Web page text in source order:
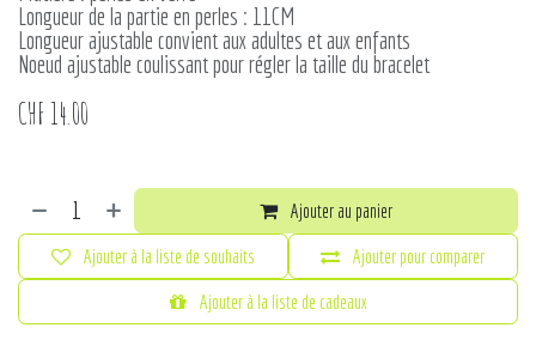
Longueur de la partie en perles : 11CM
Longueur ajustable convient aux adultes et aux enfants
Noeud ajustable coulissant pour régler la taille du bracelet
CHF 14.00
Ajouter au panier
Ajouter pour comparer
Ajouter à la liste de cadeaux
Ajouter à la liste de souhaits